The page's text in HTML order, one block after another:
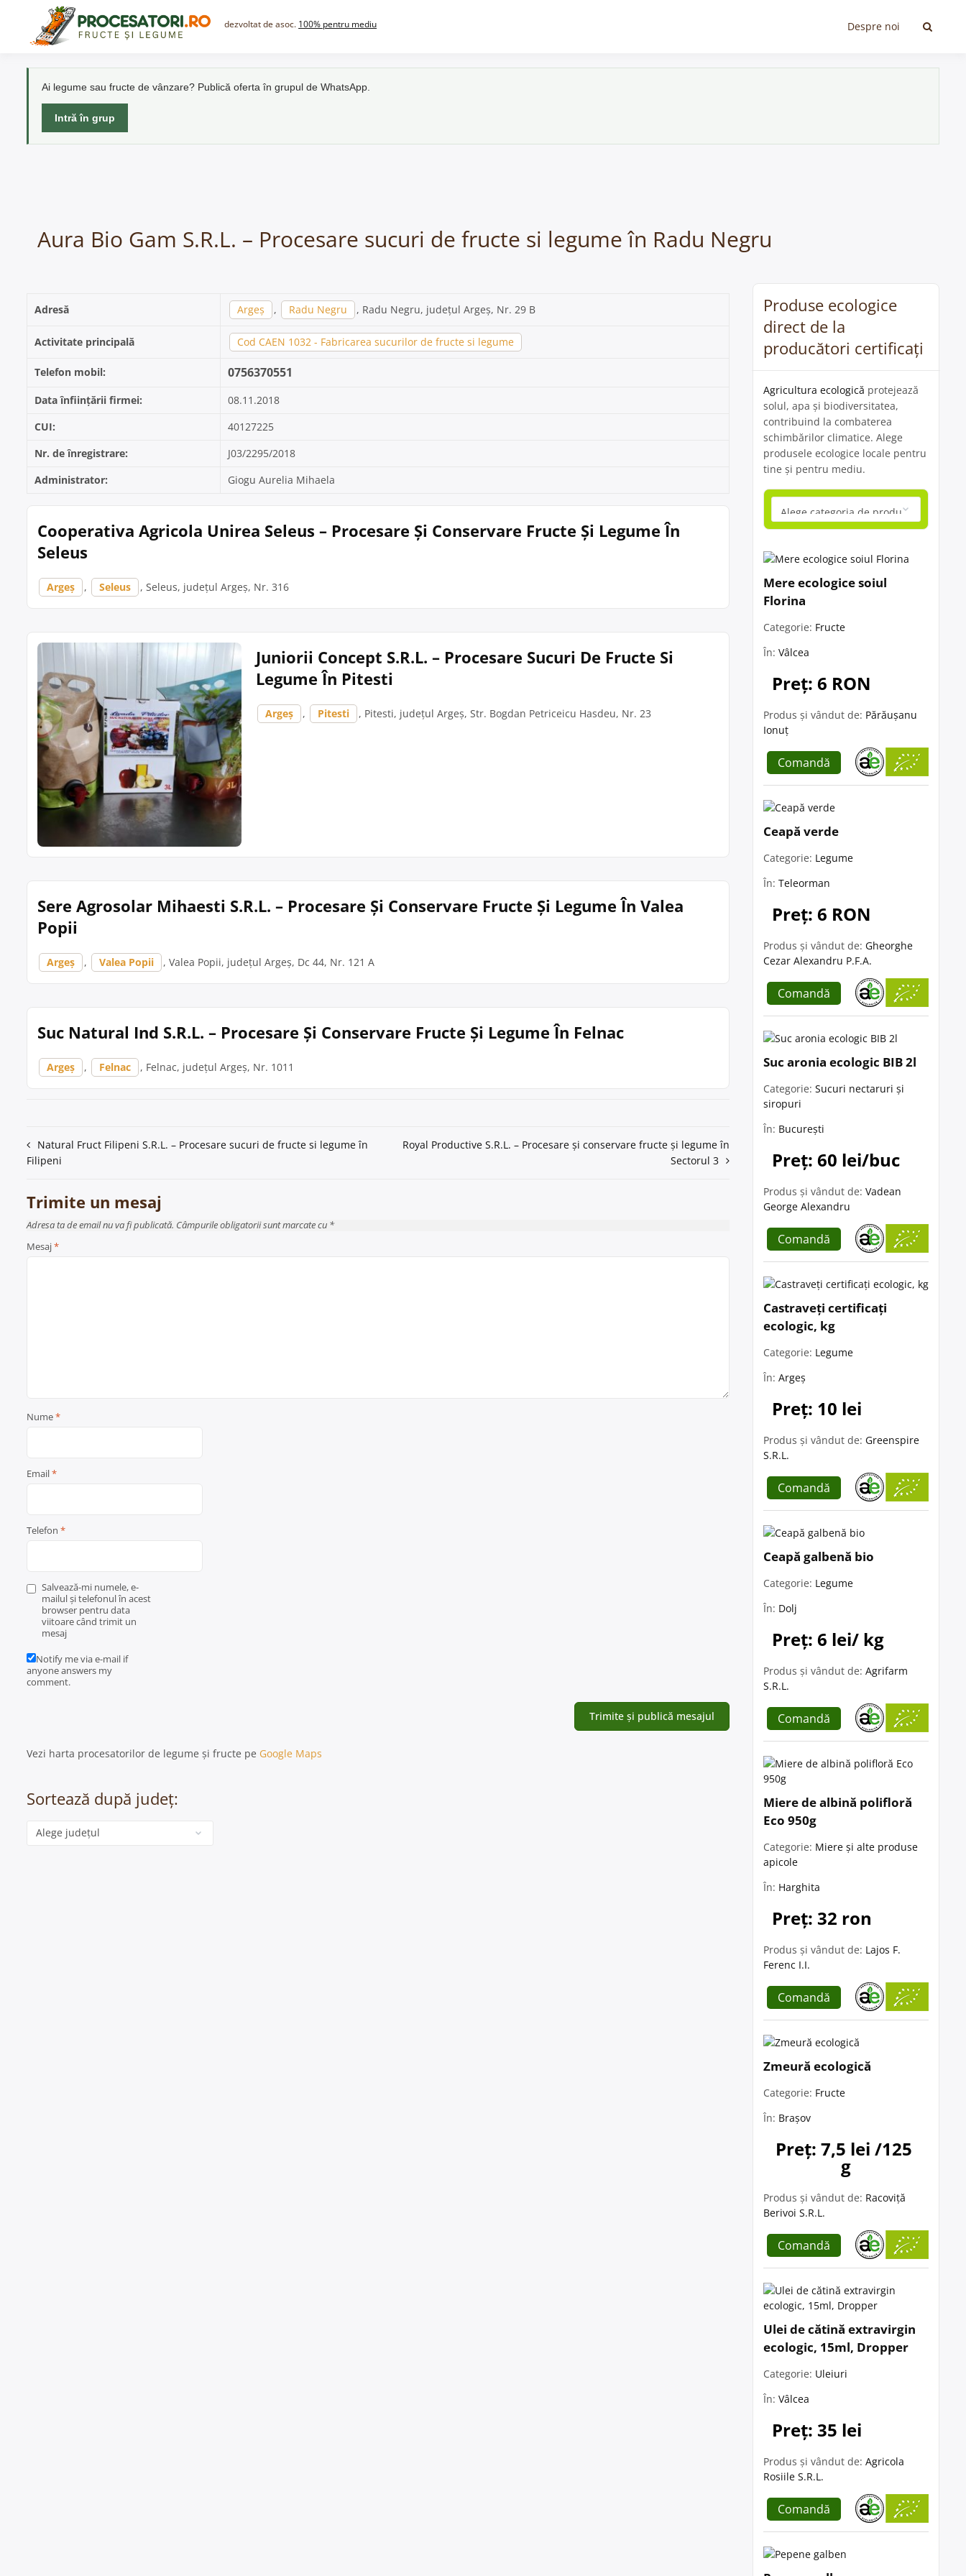
content
dezvoltat de asoc. 100% pentru mediu Despre noi
Ai legume sau fructe de vânzare? Publică oferta în grupul de WhatsApp.
Intră în grup
Aura Bio Gam S.R.L. – Procesare sucuri de fructe si legume în Radu Negru
Adresă Argeș , Radu Negru , Radu Negru, județul Argeș, Nr. 29 B
Activitate principală Cod CAEN 1032 - Fabricarea sucurilor de fructe si legume
Telefon mobil: 0756370551
Data înființării firmei:
08.11.2018
CUI:
40127225
Nr. de înregistrare:
J03/2295/2018
Administrator:
Giogu Aurelia Mihaela
Cooperativa Agricola Unirea Seleus – Procesare Și Conservare Fructe Și Legume În
Seleus
Argeș , Seleus , Seleus, județul Argeș, Nr. 316
Juniorii Concept S.R.L. – Procesare Sucuri De Fructe Si
Legume În Pitesti
Argeș , Pitesti , Pitesti, județul Argeș, Str. Bogdan Petriceicu Hasdeu, Nr. 23
Sere Agrosolar Mihaesti S.R.L. – Procesare Și Conservare Fructe Și Legume În Valea
Popii
Argeș , Valea Popii , Valea Popii, județul Argeș, Dc 44, Nr. 121 A
Suc Natural Ind S.R.L. – Procesare Și Conservare Fructe Și Legume În Felnac
Argeș , Felnac , Felnac, județul Argeș, Nr. 1011
Navigare
în
articole
Natural Fruct Filipeni S.R.L. – Procesare sucuri de fructe si legume în
Filipeni
Royal Productive S.R.L. – Procesare și conservare fructe și legume în
Sectorul 3
Trimite un mesaj
Adresa ta de email nu va fi publicată. Câmpurile obligatorii sunt marcate cu *
Mesaj*
Nume*
Email*
Telefon *
Salvează-mi numele, e-
mailul și telefonul în acest
browser pentru data
viitoare când trimit un
mesaj
Notify me via e-mail if
anyone answers my
comment.
Vezi harta procesatorilor de legume și fructe pe Google Maps
Sortează după județ:
Categorie
Produse ecologice
direct de la
producători certificați
Agricultura ecologică protejează
solul, apa și biodiversitatea,
contribuind la combaterea
schimbărilor climatice. Alege
produsele ecologice locale pentru
tine și pentru mediu.
Mere ecologice soiul
Florina
Categorie: Fructe
În: Vâlcea
Preț: 6 RON
Produs și vândut de: Părăușanu
Ionuț
Comandă
Ceapă verde
Categorie: Legume
În: Teleorman
Preț: 6 RON
Produs și vândut de: Gheorghe
Cezar Alexandru P.F.A.
Comandă
Suc aronia ecologic BIB 2l
Categorie: Sucuri nectaruri și
siropuri
În: București
Preț: 60 lei/buc
Produs și vândut de: Vadean
George Alexandru
Comandă
Castraveți certificați
ecologic, kg
Categorie: Legume
În: Argeș
Preț: 10 lei
Produs și vândut de: Greenspire
S.R.L.
Comandă
Ceapă galbenă bio
Categorie: Legume
În: Dolj
Preț: 6 lei/ kg
Produs și vândut de: Agrifarm
S.R.L.
Comandă
Miere de albină polifloră
Eco 950g
Categorie: Miere și alte produse
apicole
În: Harghita
Preț: 32 ron
Produs și vândut de: Lajos F.
Ferenc I.I.
Comandă
Zmeură ecologică
Categorie: Fructe
În: Brașov
Preț: 7,5 lei /125
g
Produs și vândut de: Racoviță
Berivoi S.R.L.
Comandă
Ulei de cătină extravirgin
ecologic, 15ml, Dropper
Categorie: Uleiuri
În: Vâlcea
Preț: 35 lei
Produs și vândut de: Agricola
Rosiile S.R.L.
Comandă